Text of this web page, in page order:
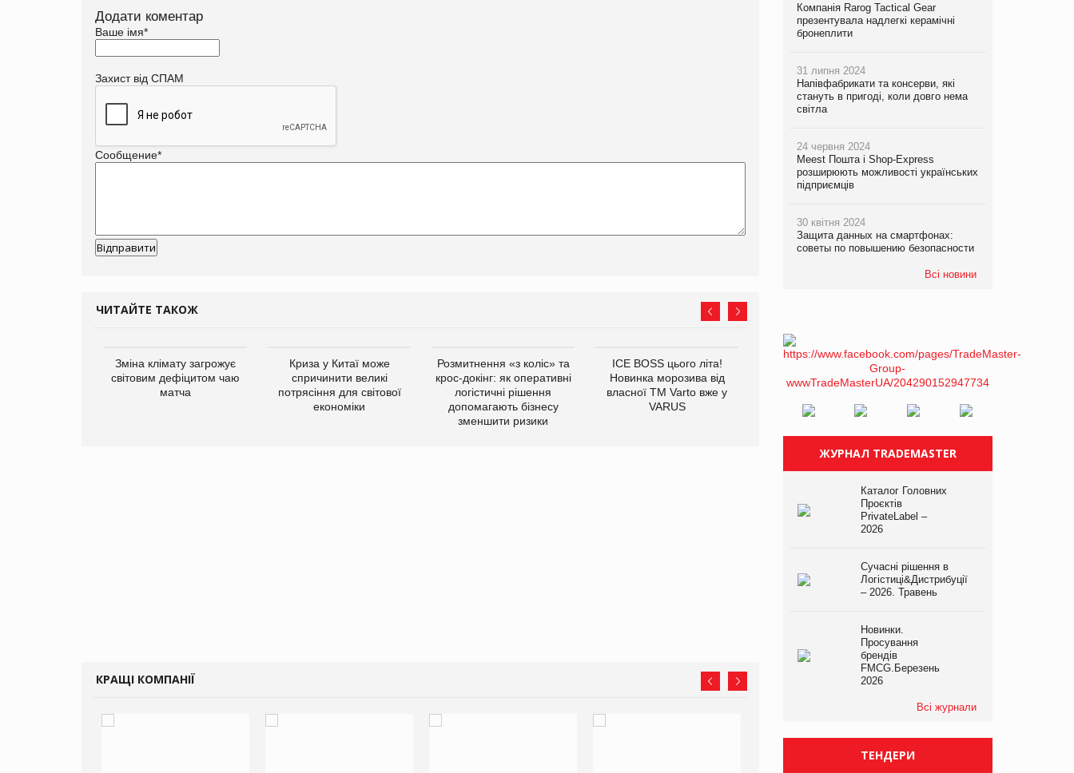
Додати коментар
Ваше імя*
Захист від СПАМ
Сообщение*
ЧИТАЙТЕ ТАКОЖ
Зміна клімату загрожує
світовим дефіцитом чаю
матча
Криза у Китаї може
спричинити великі
потрясіння для світової
економіки
Розмитнення «з коліс» та
крос-докінг: як оперативні
логістичні рішення
допомагають бізнесу
зменшити ризики
ICE BOSS цього літа!
Новинка морозива від
власної ТМ Varto вже у
VARUS
EVA.UA запустила
кампанію «Хто б знав» про
не очікують побачити на
платформі
збиток у першому півріччі
КРАЩІ КОМПАНІЇ
Компанія Rarog Tactical Gear
презентувала надлегкі керамічні
бронеплити
31 липня 2024
Напівфабрикати та консерви, які
стануть в пригоді, коли довго нема
світла
24 червня 2024
Meest Пошта і Shop-Express
розширюють можливості українських
підприємців
30 квітня 2024
Защита данных на смартфонах:
советы по повышению безопасности
Всі новини
ЖУРНАЛ TRADEMASTER
Каталог Головних
Проєктів
PrivateLabel –
2026
Сучасні рішення в
Логістиці&Дистрибуції
– 2026. Травень
Новинки.
Просування
брендів
FMCG.Березень
2026
Всі журнали
ТЕНДЕРИ